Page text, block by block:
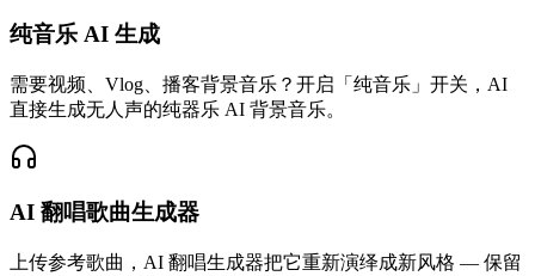
纯音乐 AI 生成
需要视频、Vlog、播客背景音乐？开启「纯音乐」开关，AI
直接生成无人声的纯器乐 AI 背景音乐。
AI 翻唱歌曲生成器
上传参考歌曲，AI 翻唱生成器把它重新演绎成新风格 — 保留